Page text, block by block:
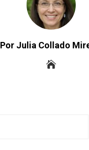
Por Julia Collado